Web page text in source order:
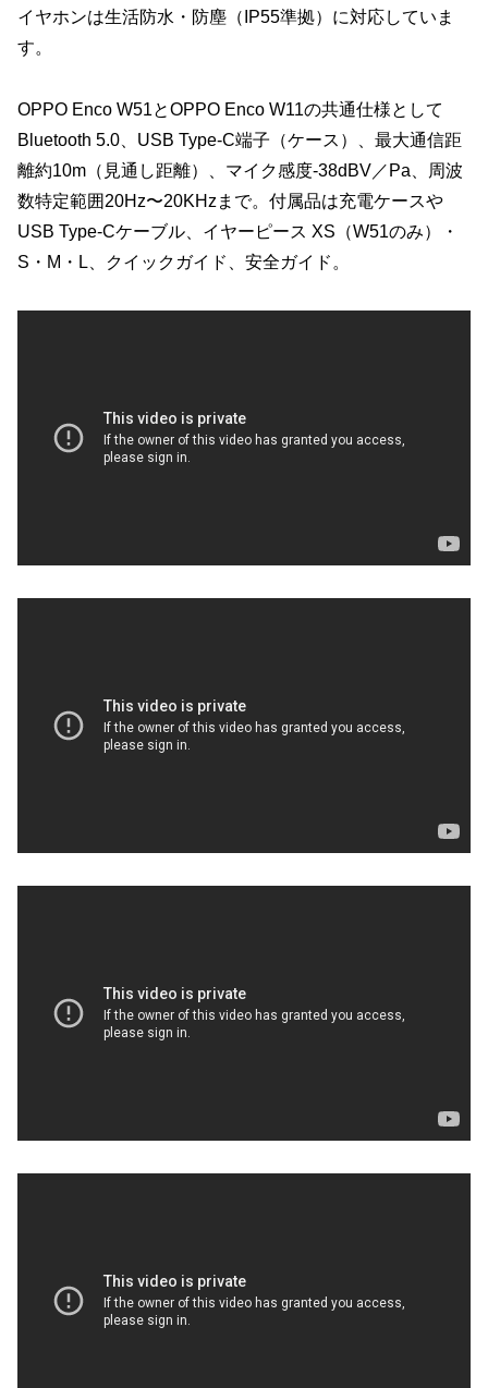
イヤホンは生活防水・防塵（IP55準拠）に対応していま
す。
OPPO Enco W51とOPPO Enco W11の共通仕様として
Bluetooth 5.0、USB Type-C端子（ケース）、最大通信距
離約10m（見通し距離）、マイク感度-38dBV／Pa、周波
数特定範囲20Hz〜20KHzまで。付属品は充電ケースや
USB Type-Cケーブル、イヤーピース XS（W51のみ）・
S・M・L、クイックガイド、安全ガイド。